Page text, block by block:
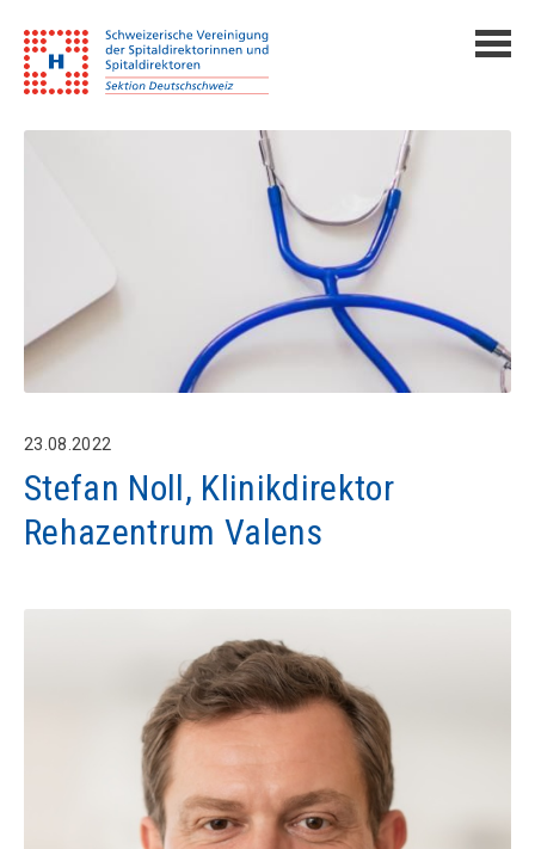
23.08.2022
Stefan Noll, Klinikdirektor
Rehazentrum Valens